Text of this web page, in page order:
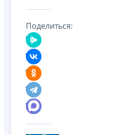
Поделиться: